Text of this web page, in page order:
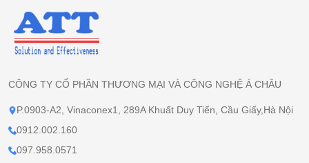
CÔNG TY CỔ PHẦN THƯƠNG MẠI VÀ CÔNG NGHỆ Á CHÂU
P.0903-A2, Vinaconex1, 289A Khuất Duy Tiến, Cầu Giấy,Hà Nội
0912.002.160
097.958.0571